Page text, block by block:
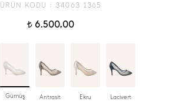
ÜRÜN KODU : 34063 1365
t6.500,00
Gümüş Antrasit Ekru Lacivert